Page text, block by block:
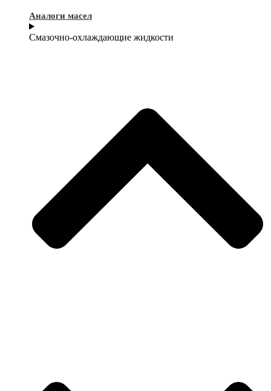
Аналоги масел
Смазочно-охлаждающие жидкости